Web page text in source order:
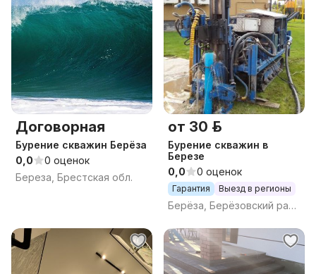
Договорная
Бурение скважин Берёза
0,0
0 оценок
Береза, Брестская обл.
от 30 р.
Бурение скважин в
Березе
0,0
0 оценок
Гарантия Выезд в регионы
Берёза, Берёзовский район, Брестская область